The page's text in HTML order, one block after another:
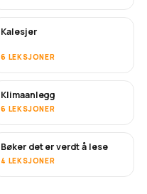
Kalesjer
6 LEKSJONER
SNART
Klimaanlegg
6 LEKSJONER
SNART
Bøker det er verdt å lese
4 LEKSJONER